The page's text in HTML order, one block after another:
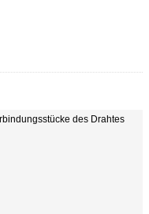
des Drahtes